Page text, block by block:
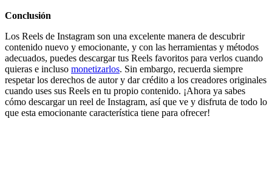
Conclusión
Los Reels de Instagram son una excelente manera de descubrir
contenido nuevo y emocionante, y con las herramientas y métodos
adecuados, puedes descargar tus Reels favoritos para verlos cuando
quieras e incluso monetizarlos. Sin embargo, recuerda siempre
respetar los derechos de autor y dar crédito a los creadores originales
cuando uses sus Reels en tu propio contenido. ¡Ahora ya sabes
cómo descargar un reel de Instagram, así que ve y disfruta de todo lo
que esta emocionante característica tiene para ofrecer!